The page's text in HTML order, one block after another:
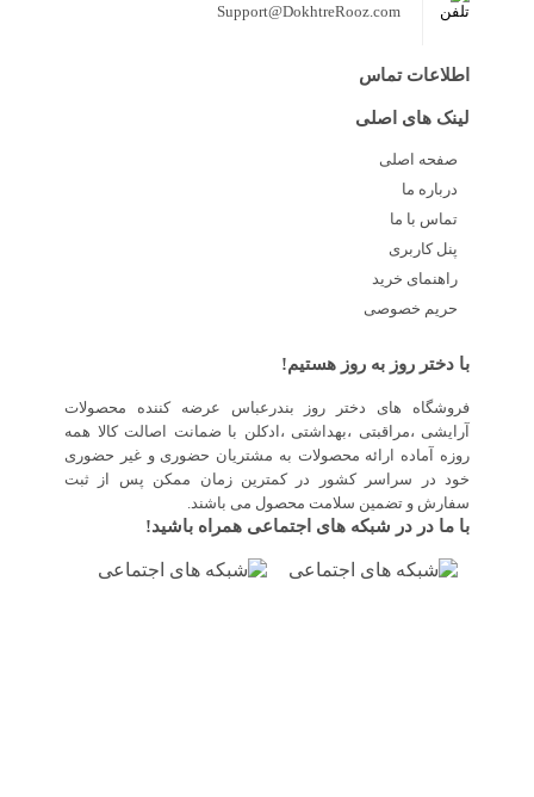
Support@DokhtreRooz.com
اطلاعات تماس
لینک های اصلی
صفحه اصلی
درباره ما
تماس با ما
پنل کاربری
راهنمای خرید
حریم خصوصی
با دختر روز به روز هستیم!
فروشگاه های دختر روز بندرعباس عرضه کننده محصولات
آرایشی ،مراقبتی ،بهداشتی ،ادکلن با ضمانت اصالت کالا همه
روزه آماده ارائه محصولات به مشتریان حضوری و غیر حضوری
خود در سراسر کشور در کمترین زمان ممکن پس از ثبت
سفارش و تضمین سلامت محصول می باشند.
با ما در در شبکه های اجتماعی همراه باشید!